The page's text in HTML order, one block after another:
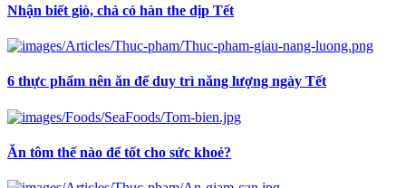
Nhận biết giò, chả có hàn the dịp Tết
6 thực phẩm nên ăn để duy trì năng lượng ngày Tết
Ăn tôm thế nào để tốt cho sức khoẻ?